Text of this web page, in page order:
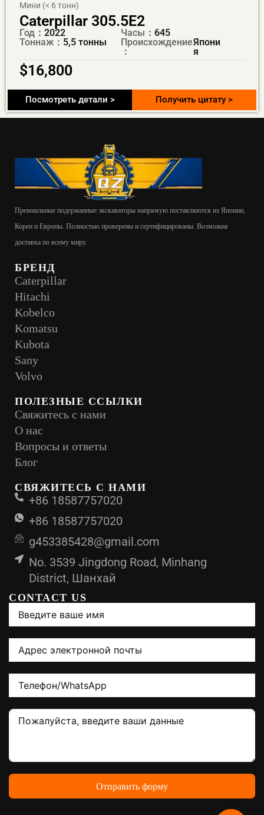
Мини (< 6 тонн)
Caterpillar 305.5E2
Год： 2022
Тоннаж： 5,5 тонны
Часы： 645
Происхождение
：
Япони
я
$16,800
Посмотреть детали > Получить цитату >
Премиальные подержанные экскаваторы напрямую поставляются из Японии,
Кореи и Европы. Полностью проверены и сертифицированы. Возможна
доставка по всему миру.
БРЕНД
Caterpillar
Hitachi
Kobelco
Komatsu
Kubota
Sany
Volvo
ПОЛЕЗНЫЕ ССЫЛКИ
Свяжитесь с нами
О нас
Вопросы и ответы
Блог
СВЯЖИТЕСЬ С НАМИ
+86 18587757020
+86 18587757020
g453385428@gmail.com
No. 3539 Jingdong Road, Minhang
District, Шанхай
CONTACT US
Отправить форму